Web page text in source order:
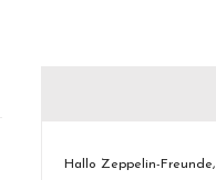
Hallo Zeppelin-Freunde,